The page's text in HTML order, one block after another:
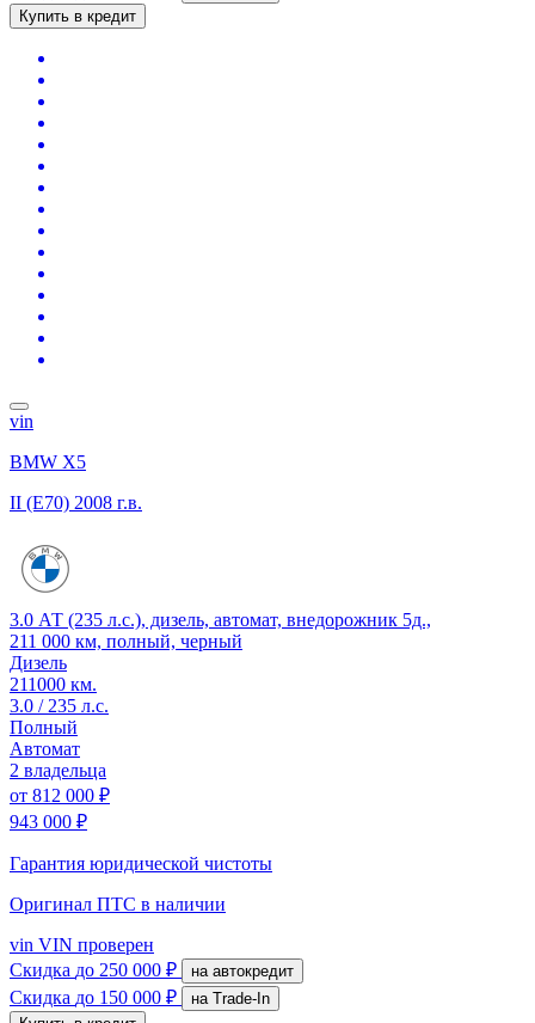
Купить в кредит
vin
BMW X5
II (E70) 2008 г.в.
3.0 АТ (235 л.с.), дизель, автомат, внедорожник 5д.,
211 000 км, полный, черный
Дизель
211000 км.
3.0 / 235 л.с.
Полный
Автомат
2 владельца
от 812 000 ₽
943 000 ₽
Гарантия юридической чистоты
Оригинал ПТС в наличии
vin VIN проверен
Скидка до 250 000 ₽ на автокредит
Скидка до 150 000 ₽
на Trade-In